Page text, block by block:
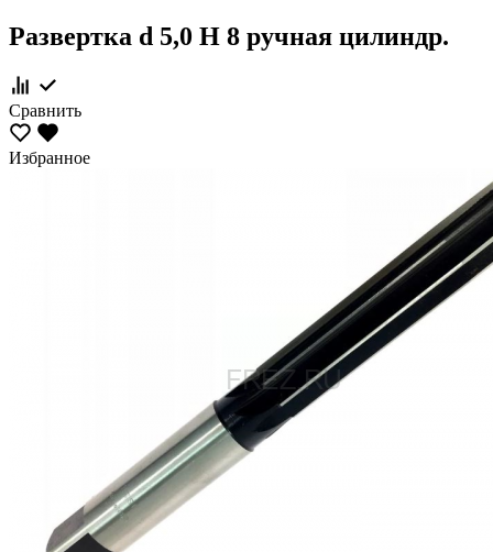
Развертка d 5,0 Н 8 ручная цилиндр.
Сравнить
Избранное